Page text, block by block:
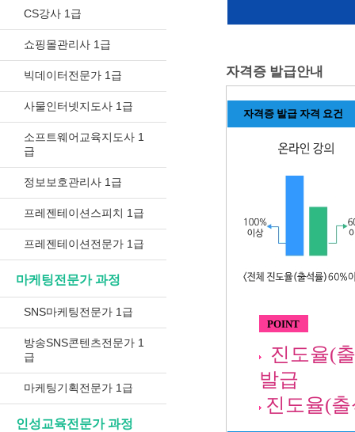
CS강사 1급
쇼핑몰관리사 1급
빅데이터전문가 1급
사물인터넷지도사 1급
소프트웨어교육지도사 1
급
정보보호관리사 1급
프레젠테이션스피치 1급
프레젠테이션전문가 1급
마케팅전문가 과정
SNS마케팅전문가 1급
방송SNS콘텐츠전문가 1
급
마케팅기획전문가 1급
인성교육전문가 과정
자격증 발급안내
자격증 발급 자격 요건
POINT
진도율(
발급
진도율(